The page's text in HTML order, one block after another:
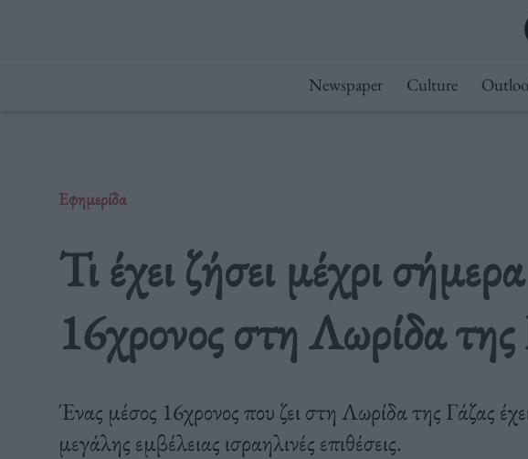
Newspaper Culture
Εφημερίδα
Τι έχει ζήσει μέχρι
16χρονος στη Λωρίδα της
Ένας μέσος 16χρονος που ζει στη Λωρίδα της Γάζας
μεγάλης εμβέλειας ισραηλινές επιθέσεις.